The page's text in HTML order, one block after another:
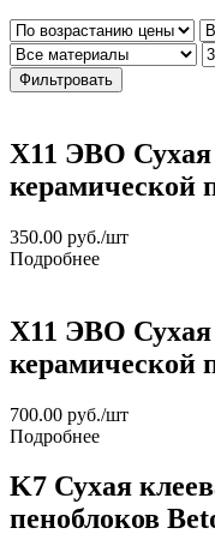
Фильтровать
X11 ЭВО Сухая
керамической
350.00 руб./шт
Подробнее
X11 ЭВО Сухая
керамической
700.00 руб./шт
Подробнее
K7 Сухая
пеноблоков